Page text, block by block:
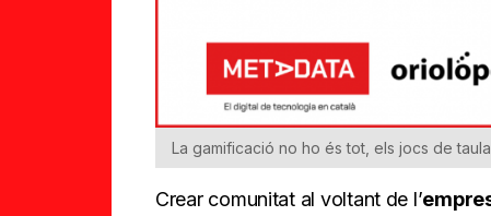
La gamificació no ho és tot, els jocs de
Crear comunitat al voltant de l’